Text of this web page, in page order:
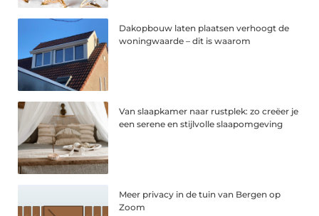
Dakopbouw laten plaatsen verhoogt de
woningwaarde – dit is waarom
Van slaapkamer naar rustplek: zo creëer je
een serene en stijlvolle slaapomgeving
Meer privacy in de tuin van Bergen op
Zoom